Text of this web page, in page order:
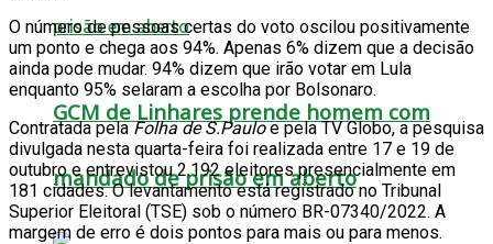
GCM de Linhares prende homem com
mandado de prisão em aberto
O número de pessoas certas do voto oscilou positivamente
um ponto e chega aos 94%. Apenas 6% dizem que a decisão
ainda pode mudar. 94% dizem que irão votar em Lula
enquanto 95% selaram a escolha por Bolsonaro.
Contratada pelaFolha de S.Pauloe pela TV Globo, a pesquisa
divulgada nesta quarta-feira foi realizada entre 17 e 19 de
outubro e entrevistou 2.192 eleitores presencialmente em
181 cidades. O levantamento está registrado no Tribunal
Superior Eleitoral (TSE) sob o número BR-07340/2022. A
margem de erro é dois pontos para mais ou para menos.